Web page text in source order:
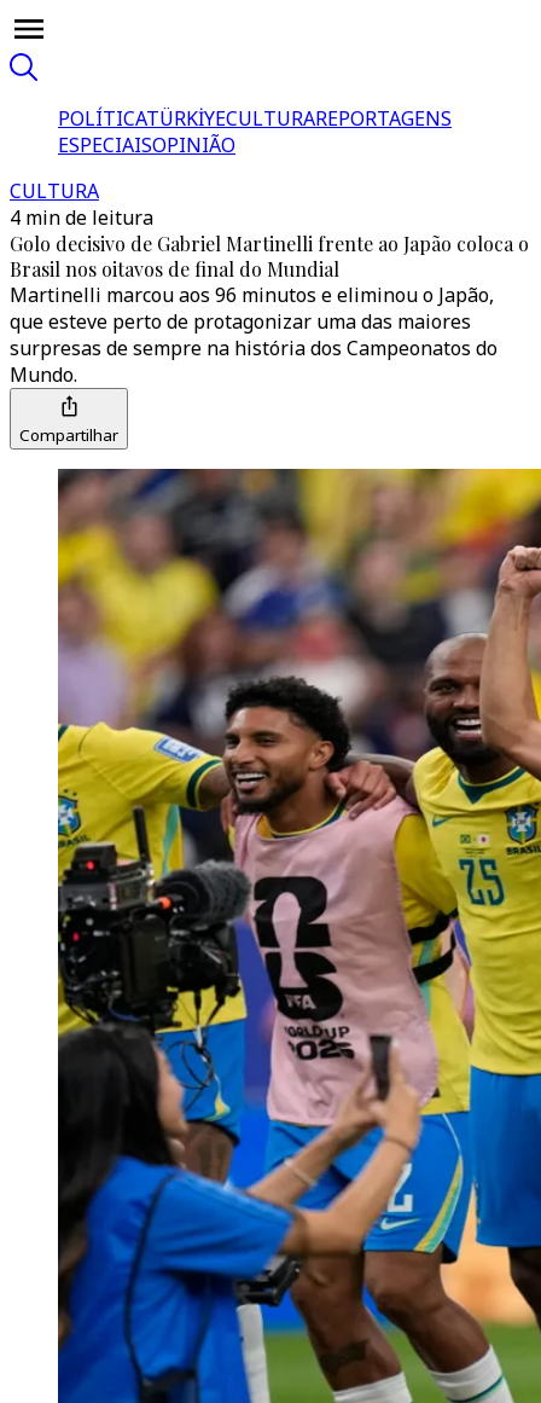
POLÍTICATÜRKİYECULTURAREPORTAGENS
ESPECIAISOPINIÃO
CULTURA
4 min de leitura
Golo decisivo de Gabriel Martinelli frente ao Japão coloca o
Brasil nos oitavos de final do Mundial
Martinelli marcou aos 96 minutos e eliminou o Japão,
que esteve perto de protagonizar uma das maiores
surpresas de sempre na história dos Campeonatos do
Mundo.
Compartilhar